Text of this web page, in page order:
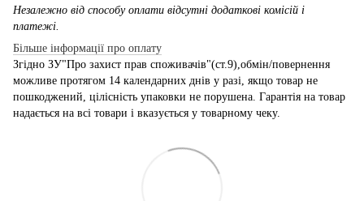
Незалежно від способу оплати відсутні додаткові комісій і
платежі.
Більше інформації про оплату
Згідно ЗУ"Про захист прав споживачів"(ст.9),обмін/повернення
можливе протягом 14 календарних днів у разі, якщо товар не
пошкоджений, цілісність упаковки не порушена. Гарантія на товар
надається на всі товари і вказується у товарному чеку.